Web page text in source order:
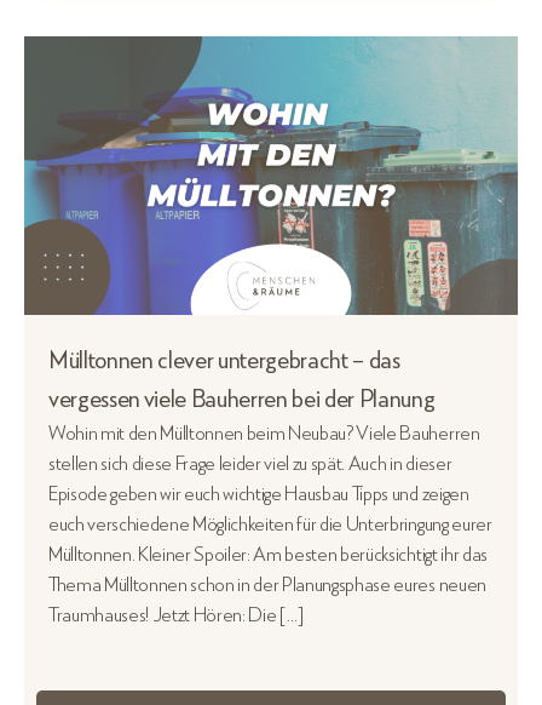
Mülltonnen clever untergebracht – das
vergessen viele Bauherren bei der Planung
Wohin mit den Mülltonnen beim Neubau? Viele Bauherren
stellen sich diese Frage leider viel zu spät. Auch in dieser
Episode geben wir euch wichtige Hausbau Tipps und zeigen
euch verschiedene Möglichkeiten für die Unterbringung eurer
Mülltonnen. Kleiner Spoiler: Am besten berücksichtigt ihr das
Thema Mülltonnen schon in der Planungsphase eures neuen
Traumhauses! Jetzt Hören: Die […]